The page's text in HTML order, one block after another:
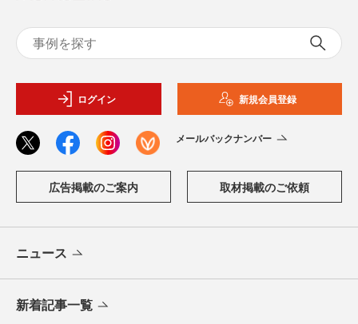
ログイン 新規会員登録
メールバックナンバー
広告掲載のご案内 取材掲載のご依頼
ニュース
新着記事一覧